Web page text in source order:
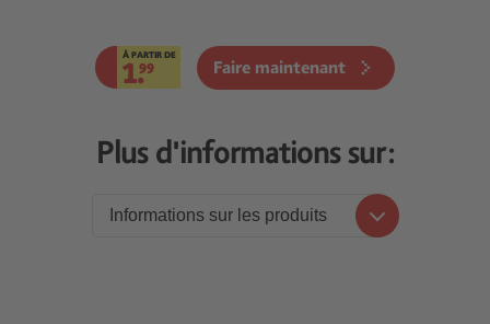
À PARTIR DE
1.99 Faire maintenant
Plus d'informations sur:
Informations sur les produits